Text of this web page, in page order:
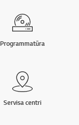
Programmatūra
Servisa centri